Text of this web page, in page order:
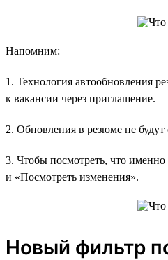
Напомним:
1. Технология автообновления
к вакансии через приглашение.
2. Обновления в резюме не
3. Чтобы посмотреть, что
и «Посмотреть изменения».
Новый фильтр